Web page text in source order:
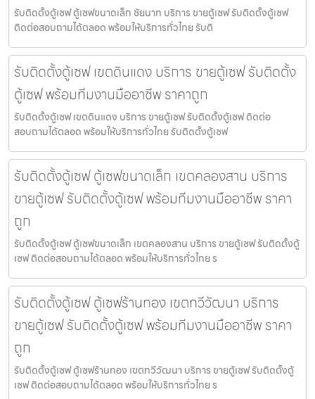
รับติดตั้งตู้เซฟ ตู้เซฟขนาดเล็ก ชัยนาท บริการ ขายตู้เซฟ รับติดตั้งตู้เซฟ
ติดต่อสอบถามได้ตลอด พร้อมให้บริการทั่วไทย รับติ
รับติดตั้งตู้เซฟ เขตดินแดง บริการ ขายตู้เซฟ รับติดตั้ง
ตู้เซฟ พร้อมทีมงานมืออาชีพ ราคาถูก
รับติดตั้งตู้เซฟ เขตดินแดง บริการ ขายตู้เซฟ รับติดตั้งตู้เซฟ ติดต่อ
สอบถามได้ตลอด พร้อมให้บริการทั่วไทย รับติดตั้งตู้เซฟ
รับติดตั้งตู้เซฟ ตู้เซฟขนาดเล็ก เขตคลองสาน บริการ
ขายตู้เซฟ รับติดตั้งตู้เซฟ พร้อมทีมงานมืออาชีพ ราคา
ถูก
รับติดตั้งตู้เซฟ ตู้เซฟขนาดเล็ก เขตคลองสาน บริการ ขายตู้เซฟ รับติดตั้งตู้
เซฟ ติดต่อสอบถามได้ตลอด พร้อมให้บริการทั่วไทย ร
รับติดตั้งตู้เซฟ ตู้เซฟร้านทอง เขตทวีวัฒนา บริการ
ขายตู้เซฟ รับติดตั้งตู้เซฟ พร้อมทีมงานมืออาชีพ ราคา
ถูก
รับติดตั้งตู้เซฟ ตู้เซฟร้านทอง เขตทวีวัฒนา บริการ ขายตู้เซฟ รับติดตั้งตู้
เซฟ ติดต่อสอบถามได้ตลอด พร้อมให้บริการทั่วไทย ร